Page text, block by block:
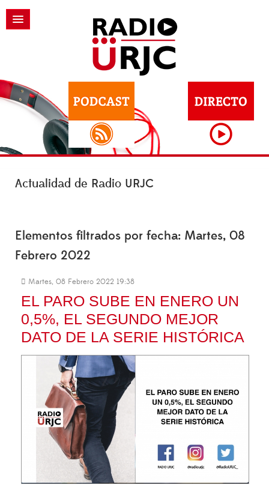
Actualidad de Radio URJC
Elementos filtrados por fecha: Martes, 08
Febrero 2022
Martes, 08 Febrero 2022 19:38
EL PARO SUBE EN ENERO UN
0,5%, EL SEGUNDO MEJOR
DATO DE LA SERIE HISTÓRICA